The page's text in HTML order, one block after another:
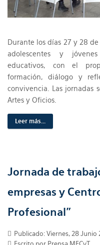
Durante los días 27 y 28
adolescentes y
educativos, con el
formación, diálogo y
convivencia. Las jornadas
Artes y Oficios.
Leer más...
Jornada de
empresas y
Profesional”
Publicado: Viernes, 28 Junio